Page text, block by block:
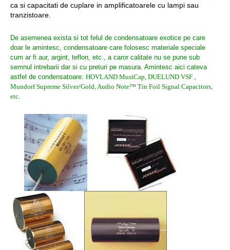
ca si capacitati de cuplare in amplificatoarele cu lampi sau
tranzistoare.
De asemenea exista si tot felul de condensatoare exotice pe care
doar le amintesc, condensatoare care folosesc materiale speciale
cum ar fi aur, argint, teflon, etc., a caror calitate nu se pune sub
semnul intrebarii dar si cu preturi pe masura. Amintesc aici cateva
astfel de condensatoare: HOVLAND MusiCap, DUELUND VSF ,
Mundorf Supreme Silver/Gold, Audio Note™ Tin Foil Signal Capacitors,
etc